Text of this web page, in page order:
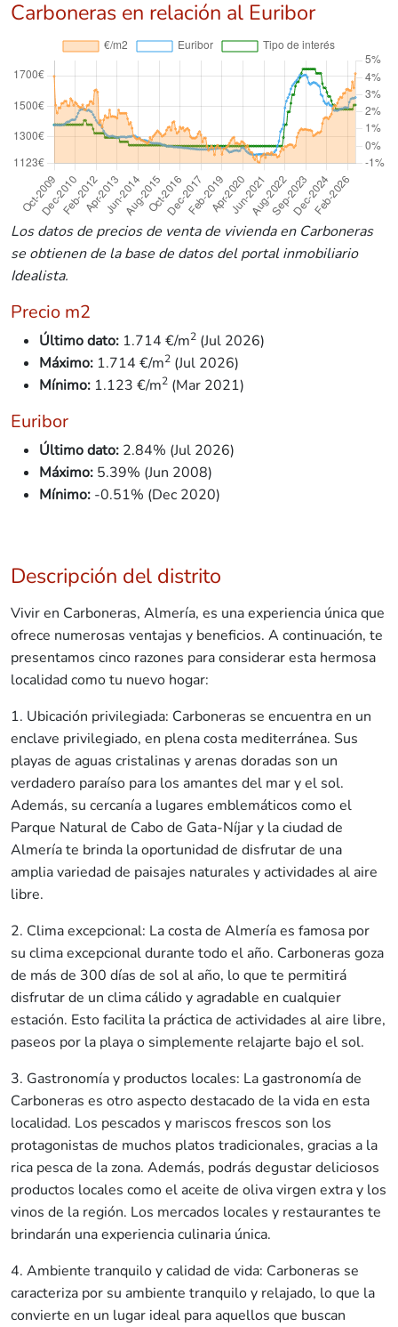
Carboneras en relación al Euribor
Los datos de precios de venta de vivienda en Carboneras
se obtienen de la base de datos del portal inmobiliario
Idealista.
Precio m2
Último dato: 1.714 €/m2 (Jul 2026)
Máximo: 1.714 €/m2 (Jul 2026)
Mínimo: 1.123 €/m2 (Mar 2021)
Euribor
Último dato: 2.84% (Jul 2026)
Máximo: 5.39% (Jun 2008)
Mínimo: -0.51% (Dec 2020)
Descripción del distrito
Vivir en Carboneras, Almería, es una experiencia única que
ofrece numerosas ventajas y beneficios. A continuación, te
presentamos cinco razones para considerar esta hermosa
localidad como tu nuevo hogar:
1. Ubicación privilegiada: Carboneras se encuentra en un
enclave privilegiado, en plena costa mediterránea. Sus
playas de aguas cristalinas y arenas doradas son un
verdadero paraíso para los amantes del mar y el sol.
Además, su cercanía a lugares emblemáticos como el
Parque Natural de Cabo de Gata-Níjar y la ciudad de
Almería te brinda la oportunidad de disfrutar de una
amplia variedad de paisajes naturales y actividades al aire
libre.
2. Clima excepcional: La costa de Almería es famosa por
su clima excepcional durante todo el año. Carboneras goza
de más de 300 días de sol al año, lo que te permitirá
disfrutar de un clima cálido y agradable en cualquier
estación. Esto facilita la práctica de actividades al aire libre,
paseos por la playa o simplemente relajarte bajo el sol.
3. Gastronomía y productos locales: La gastronomía de
Carboneras es otro aspecto destacado de la vida en esta
localidad. Los pescados y mariscos frescos son los
protagonistas de muchos platos tradicionales, gracias a la
rica pesca de la zona. Además, podrás degustar deliciosos
productos locales como el aceite de oliva virgen extra y los
vinos de la región. Los mercados locales y restaurantes te
brindarán una experiencia culinaria única.
4. Ambiente tranquilo y calidad de vida: Carboneras se
caracteriza por su ambiente tranquilo y relajado, lo que la
convierte en un lugar ideal para aquellos que buscan